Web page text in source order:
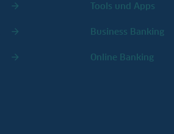
Tools und Apps
Business Banking
Online Banking